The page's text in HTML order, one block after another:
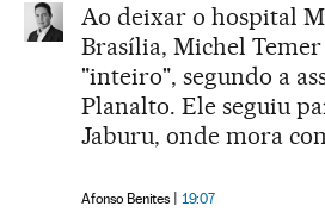
Ao deixar o hospital
Brasília, Michel Temer
"inteiro", segundo a
Planalto. Ele seguiu
Jaburu, onde mora
Afonso Benites 19:07